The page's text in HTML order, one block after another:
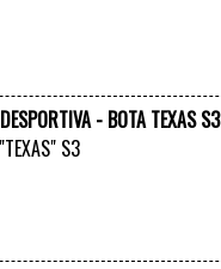
- BOTA TEXAS S3
S3